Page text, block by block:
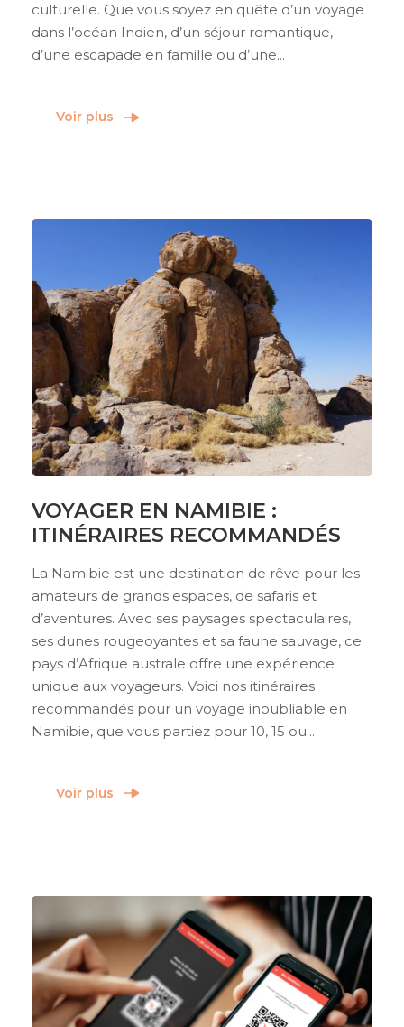
culturelle. Que vous soyez en quête d’un voyage
dans l’océan Indien, d’un séjour romantique,
d’une escapade en famille ou d’une...
Voir plus
VOYAGER EN NAMIBIE :
ITINÉRAIRES RECOMMANDÉS
La Namibie est une destination de rêve pour les
amateurs de grands espaces, de safaris et
d’aventures. Avec ses paysages spectaculaires,
ses dunes rougeoyantes et sa faune sauvage, ce
pays d’Afrique australe offre une expérience
unique aux voyageurs. Voici nos itinéraires
recommandés pour un voyage inoubliable en
Namibie, que vous partiez pour 10, 15 ou...
Voir plus